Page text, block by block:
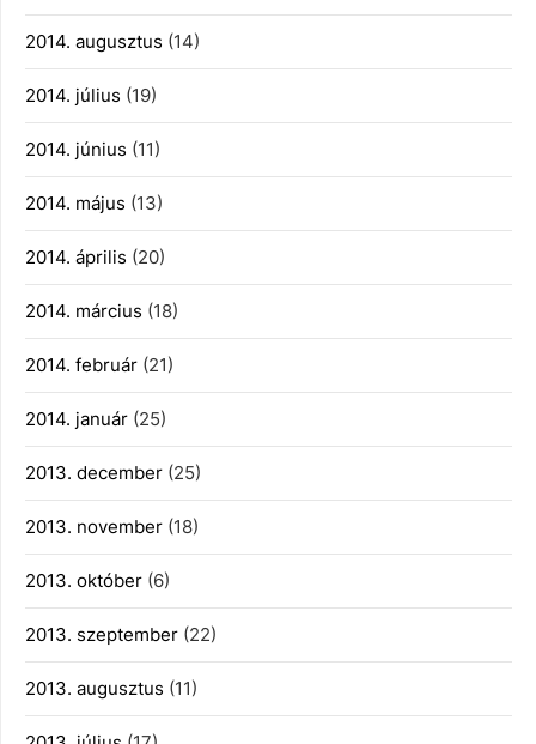
2014. augusztus (14)
2014. július (19)
2014. június (11)
2014. május (13)
2014. április (20)
2014. március (18)
2014. február (21)
2014. január (25)
2013. december (25)
2013. november (18)
2013. október (6)
2013. szeptember (22)
2013. augusztus (11)